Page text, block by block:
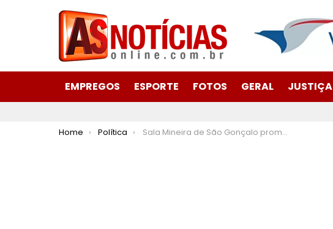
EMPREGOS ESPORTE FOTOS GERAL JUSTIÇA
You are here:
Home Política Sala Mineira de São Gonçalo promove diversas capacitações em agosto